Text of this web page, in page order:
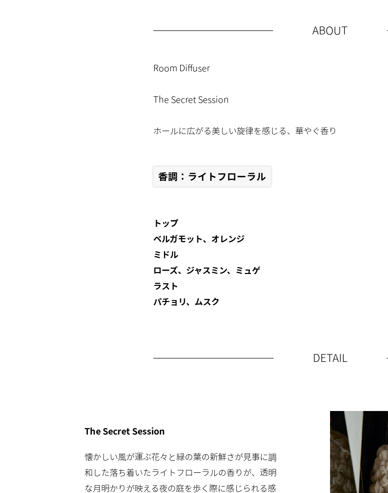
ABOUT
Room Diffuser
The Secret Session
ホールに広がる美しい旋律を感じる、華やぐ香り
香調：ライトフローラル
トップ
ベルガモット、オレンジ
ミドル
ローズ、ジャスミン、ミュゲ
ラスト
パチョリ、ムスク
DETAIL
The Secret Session
懐かしい風が運ぶ花々と緑の葉の新鮮さが見事に調
和した落ち着いたライトフローラルの香りが、透明
な月明かりが映える夜の庭を歩く際に感じられる感